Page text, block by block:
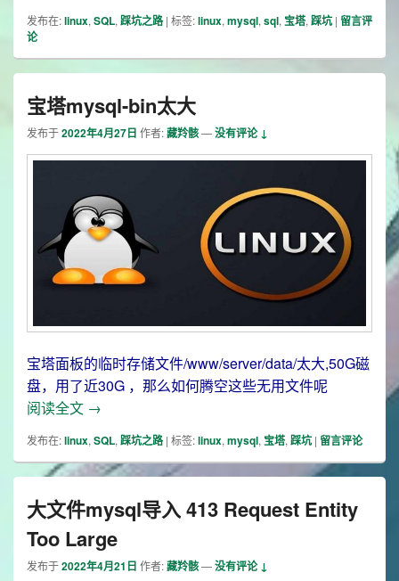
发布在:linux, SQL, 踩坑之路 | 标签:linux, mysql, sql, 宝塔, 踩坑 | 留言评
论
宝塔mysql-bin太大
发布于2022年4月27日 作者:藏羚骸—没有评论 ↓
宝塔面板的临时存储文件/www/server/data/太大,50G磁
盘，用了近30G ，那么如何腾空这些无用文件呢
阅读全文 宝塔mysql-bin太大
→
发布在:linux, SQL, 踩坑之路 | 标签:linux, mysql, 宝塔, 踩坑 | 留言评论
大文件mysql导入 413 Request Entity
Too Large
发布于2022年4月21日 作者:藏羚骸—没有评论 ↓